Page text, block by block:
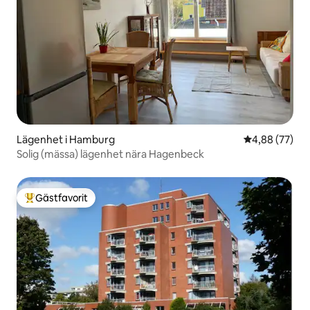
Lägenhet i Hamburg 4,88 av 5 i
4,88 (77)
Solig (mässa) lägenhet nära Hagenbeck
Populär gästfavorit
Gästfavorit